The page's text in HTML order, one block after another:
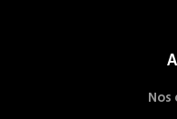
Nos